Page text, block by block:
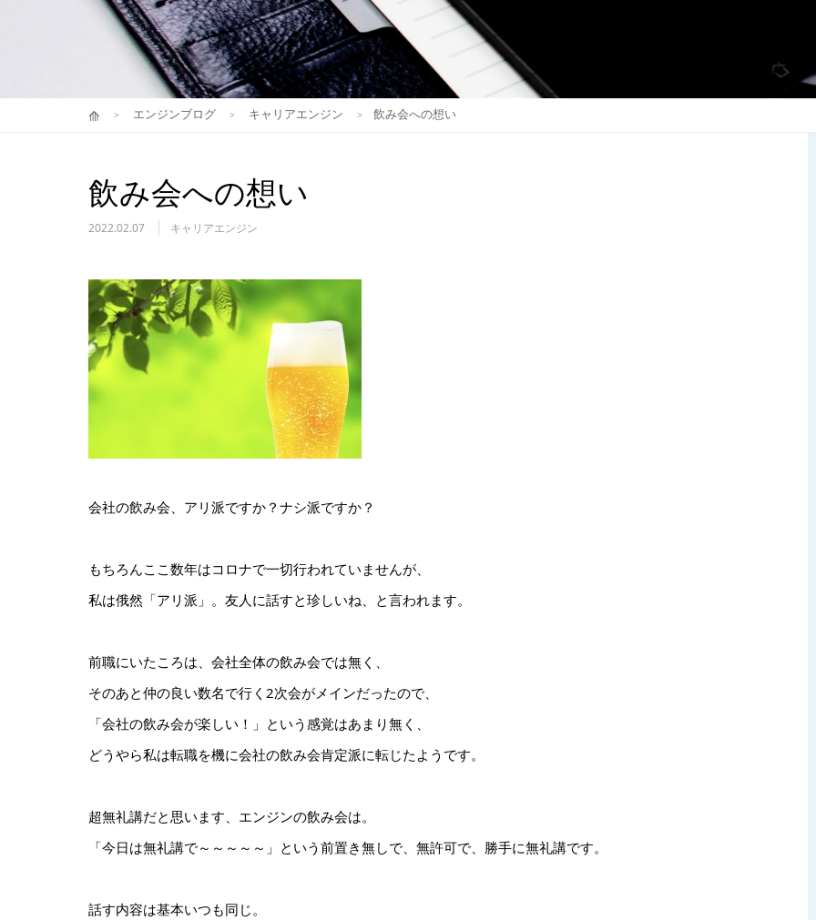
エンジンブログ キャリアエンジン 飲み会への想い
飲み会への想い
2022.02.07 キャリアエンジン
会社の飲み会、アリ派ですか？ナシ派ですか？
もちろんここ数年はコロナで一切行われていませんが、
私は俄然「アリ派」。友人に話すと珍しいね、と言われます。
前職にいたころは、会社全体の飲み会では無く、
そのあと仲の良い数名で行く2次会がメインだったので、
「会社の飲み会が楽しい！」という感覚はあまり無く、
どうやら私は転職を機に会社の飲み会肯定派に転じたようです。
超無礼講だと思います、エンジンの飲み会は。
「今日は無礼講で～～～～～」という前置き無しで、無許可で、勝手に無礼講です。
話す内容は基本いつも同じ。